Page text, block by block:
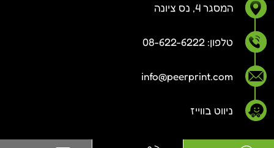
המסגר 4, נס ציונה
טלפון: 08-622-6222
info@peerprint.com
ניווט בווייז